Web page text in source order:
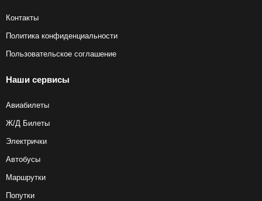
Контакты
Политика конфиденциальности
Пользовательское соглашение
Наши сервисы
Авиабилеты
Ж/Д Билеты
Электрички
Автобусы
Маршрутки
Попутки